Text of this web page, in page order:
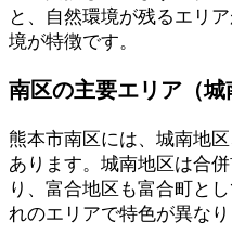
と、自然環境が残るエリ
境が特徴です。
南区の主要エリア（城
熊本市南区には、城南地
あります。城南地区は合
り、富合地区も富合町と
れのエリアで特色が異なり